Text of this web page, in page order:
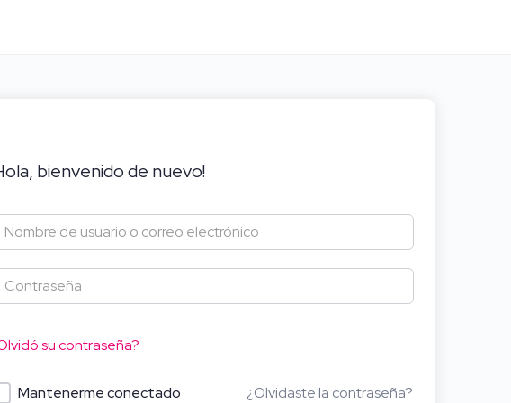
bienvenido de nuevo!
su contraseña?
Mantenerme conectado ¿Olvidaste la contraseña?